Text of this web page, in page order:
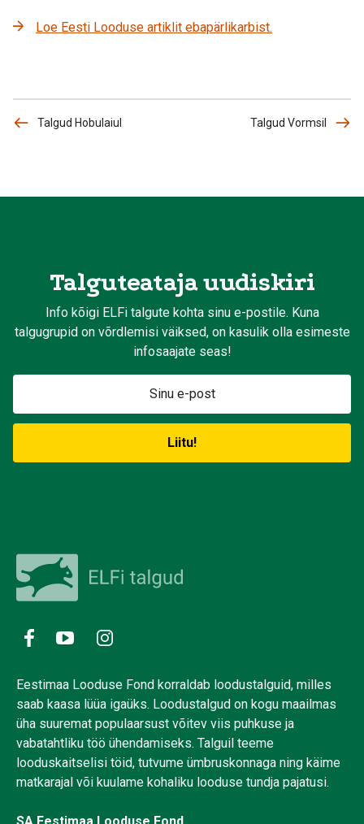
Loe Eesti Looduse artiklit ebapärlikarbist.
Talgud Hobulaiul Talgud Vormsil
Talguteataja uudiskiri
Info kõigi ELFi talgute kohta sinu e-postile. Kuna
talgugrupid on võrdlemisi väiksed, on kasulik olla esimeste
infosaajate seas!
Eestimaa Looduse Fond korraldab loodustalguid, milles
saab kaasa lüüa igaüks. Loodustalgud on kogu maailmas
üha suuremat populaarsust võitev viis puhkuse ja
vabatahtliku töö ühendamiseks. Talguil teeme
looduskaitselisi töid, tutvume ümbruskonnaga ning käime
matkarajal või kuulame kohaliku looduse tundja pajatusi.